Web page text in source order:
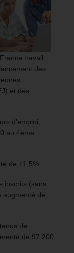
travail
des
et des
d’emploi,
au 4ème
de +1,5%.
inscrits (sans
augmenté de
de
de 97 200